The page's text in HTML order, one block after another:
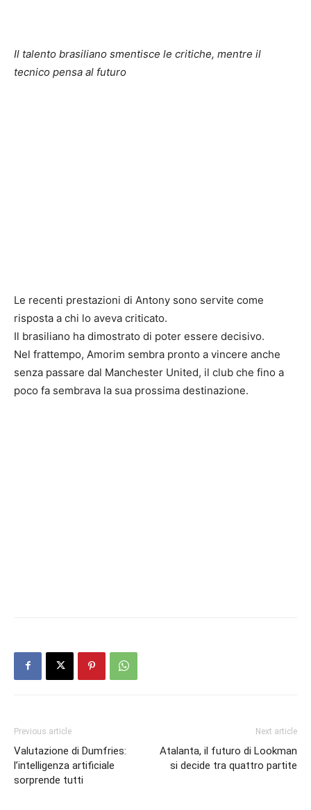
Il talento brasiliano smentisce le critiche, mentre il
tecnico pensa al futuro
Le recenti prestazioni di Antony sono servite come
risposta a chi lo aveva criticato.
Il brasiliano ha dimostrato di poter essere decisivo.
Nel frattempo, Amorim sembra pronto a vincere anche
senza passare dal Manchester United, il club che fino a
poco fa sembrava la sua prossima destinazione.
Previous article
Valutazione di Dumfries:
l’intelligenza artificiale
sorprende tutti
Next article
Atalanta, il futuro di Lookman
si decide tra quattro partite